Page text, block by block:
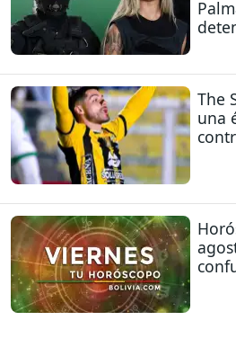
The
una